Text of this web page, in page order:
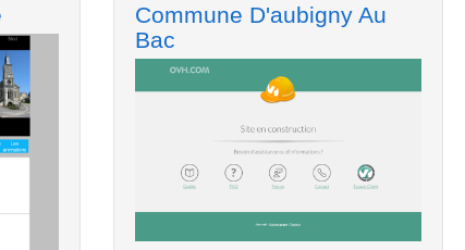
Commune D'aubigny Au
Bac